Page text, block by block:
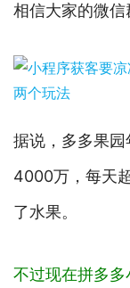
相信大家的微
据说，多多果
4000万，每天
了水果。
不过现在拼多